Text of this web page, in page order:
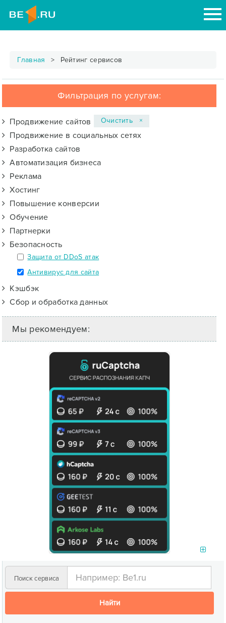
Главная Рейтинг сервисов
Фильтрация по услугам:
Продвижение сайтов
Продвижение в социальных сетях
Разработка сайтов
Автоматизация бизнеса
Реклама
Хостинг
Повышение конверсии
Обучение
Партнерки
Безопасность
Защита от DDoS атак
Антивирус для сайта
Кэшбэк
Сбор и обработка данных
Очистить ×
Мы рекомендуем:
Поиск сервиса
Найти